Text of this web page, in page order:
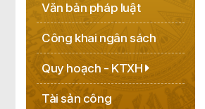
Văn bản pháp luật
Công khai ngân sách
Quy hoạch - KTXH
Tài sản công